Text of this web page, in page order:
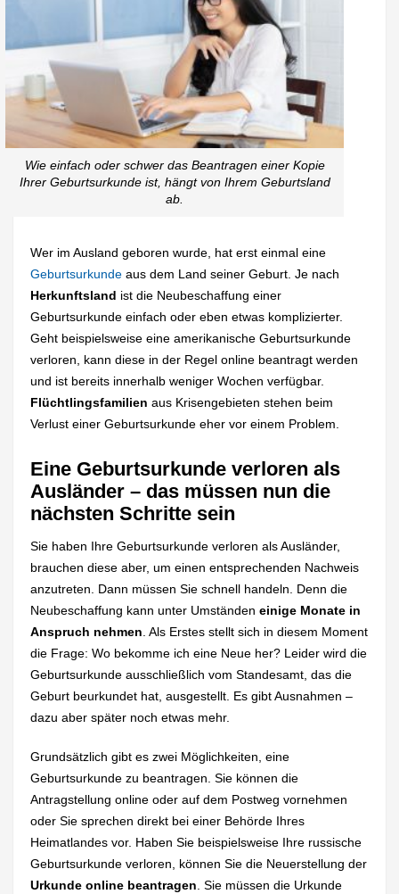
Wie einfach oder schwer das Beantragen einer Kopie
Ihrer Geburtsurkunde ist, hängt von Ihrem Geburtsland
ab.
Wer im Ausland geboren wurde, hat erst einmal eine
Geburtsurkunde aus dem Land seiner Geburt. Je nach
Herkunftsland ist die Neubeschaffung einer
Geburtsurkunde einfach oder eben etwas komplizierter.
Geht beispielsweise eine amerikanische Geburtsurkunde
verloren, kann diese in der Regel online beantragt werden
und ist bereits innerhalb weniger Wochen verfügbar.
Flüchtlingsfamilien aus Krisengebieten stehen beim
Verlust einer Geburtsurkunde eher vor einem Problem.
Eine Geburtsurkunde verloren als
Ausländer – das müssen nun die
nächsten Schritte sein
Sie haben Ihre Geburtsurkunde verloren als Ausländer,
brauchen diese aber, um einen entsprechenden Nachweis
anzutreten. Dann müssen Sie schnell handeln. Denn die
Neubeschaffung kann unter Umständen einige Monate in
Anspruch nehmen. Als Erstes stellt sich in diesem Moment
die Frage: Wo bekomme ich eine Neue her? Leider wird die
Geburtsurkunde ausschließlich vom Standesamt, das die
Geburt beurkundet hat, ausgestellt. Es gibt Ausnahmen –
dazu aber später noch etwas mehr.
Grundsätzlich gibt es zwei Möglichkeiten, eine
Geburtsurkunde zu beantragen. Sie können die
Antragstellung online oder auf dem Postweg vornehmen
oder Sie sprechen direkt bei einer Behörde Ihres
Heimatlandes vor. Haben Sie beispielsweise Ihre russische
Geburtsurkunde verloren, können Sie die Neuerstellung der
Urkunde online beantragen . Sie müssen die Urkunde